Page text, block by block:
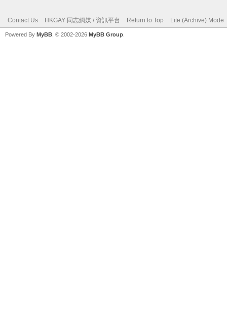
Contact Us HKGAY 同志網媒 / 資訊平台 Return to Top Lite (Archive) Mode
Powered By MyBB , © 2002-2026 MyBB Group